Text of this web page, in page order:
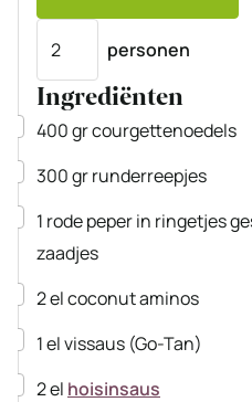
personen
Ingrediënten
▢
400grcourgettenoedels
▢
300grrunderreepjes
▢
1 rode peperin ringetjes
zaadjes
▢
2elcoconut aminos
▢
1elvissaus (Go-Tan)
▢
2el hoisinsaus